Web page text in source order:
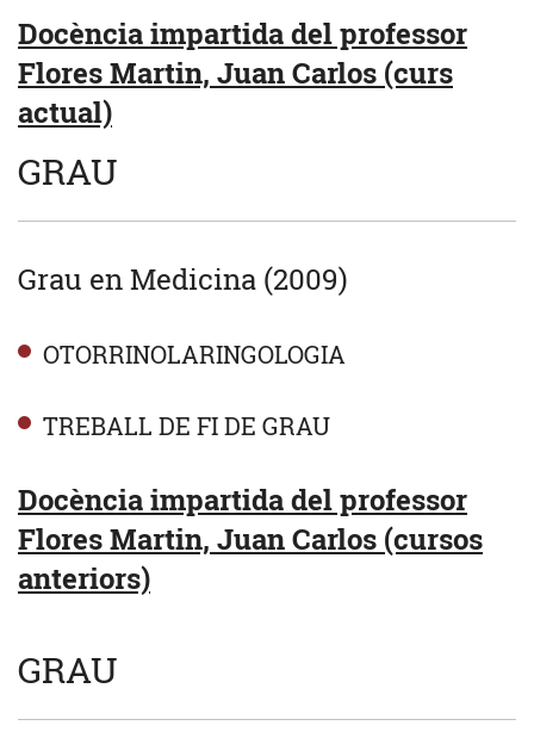
Docència impartida del professor
Flores Martin, Juan Carlos (curs
actual)
GRAU
Grau en Medicina (2009)
OTORRINOLARINGOLOGIA
TREBALL DE FI DE GRAU
Docència impartida del professor
Flores Martin, Juan Carlos (cursos
anteriors)
GRAU